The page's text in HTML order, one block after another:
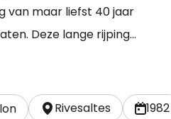
van maar liefst 40 jaar
Deze lange rijping
en complexiteit.
Rivesaltes 1982